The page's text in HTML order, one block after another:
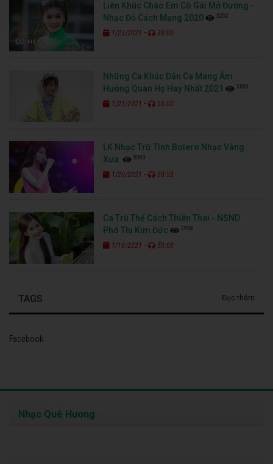
Liên Khúc Chào Em Cô Gái Mở Đường -
Nhạc Đỏ Cách Mạng 2020
3252
1/23/2021 - 30:00
Những Ca Khúc Dân Ca Mang Âm
Hưởng Quan Họ Hay Nhất 2021
3659
1/21/2021 - 55:00
LK Nhạc Trữ Tình Bolero Nhạc Vàng
Xưa
5083
1/20/2021 - 50:53
Ca Trù Thể Cách Thiên Thai - NSND
Phó Thị Kim Đức
2958
1/18/2021 - 50:00
TAGS Đọc thêm
Facebook
Nhạc Quê Hương